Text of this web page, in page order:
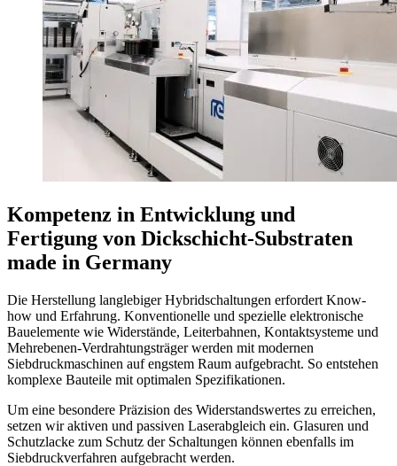
Kompetenz in Entwicklung und
Fertigung von Dickschicht-Substraten
made in Germany
Die Herstellung langlebiger Hybridschaltungen erfordert Know-
how und Erfahrung. Konventionelle und spezielle elektronische
Bauelemente wie Widerstände, Leiterbahnen, Kontaktsysteme und
Mehrebenen-Verdrahtungsträger werden mit modernen
Siebdruckmaschinen auf engstem Raum aufgebracht. So entstehen
komplexe Bauteile mit optimalen Spezifikationen.
Um eine besondere Präzision des Widerstandswertes zu erreichen,
setzen wir aktiven und passiven Laserabgleich ein. Glasuren und
Schutzlacke zum Schutz der Schaltungen können ebenfalls im
Siebdruckverfahren aufgebracht werden.